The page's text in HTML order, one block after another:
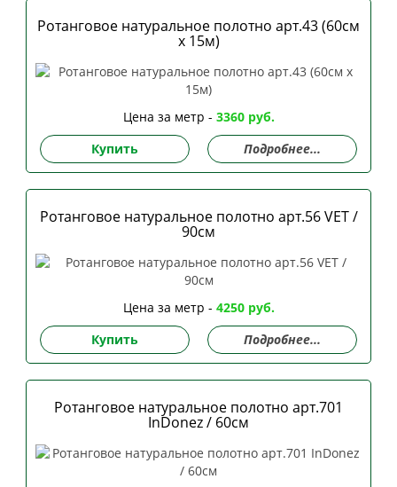
Ротанговое натуральное полотно арт.43 (60см
х 15м)
Цена за метр - 3360 руб.
Купить
Подробнее...
Ротанговое натуральное полотно арт.56 VET /
90см
Цена за метр - 4250 руб.
Купить
Подробнее...
Ротанговое натуральное полотно арт.701
InDonez / 60см